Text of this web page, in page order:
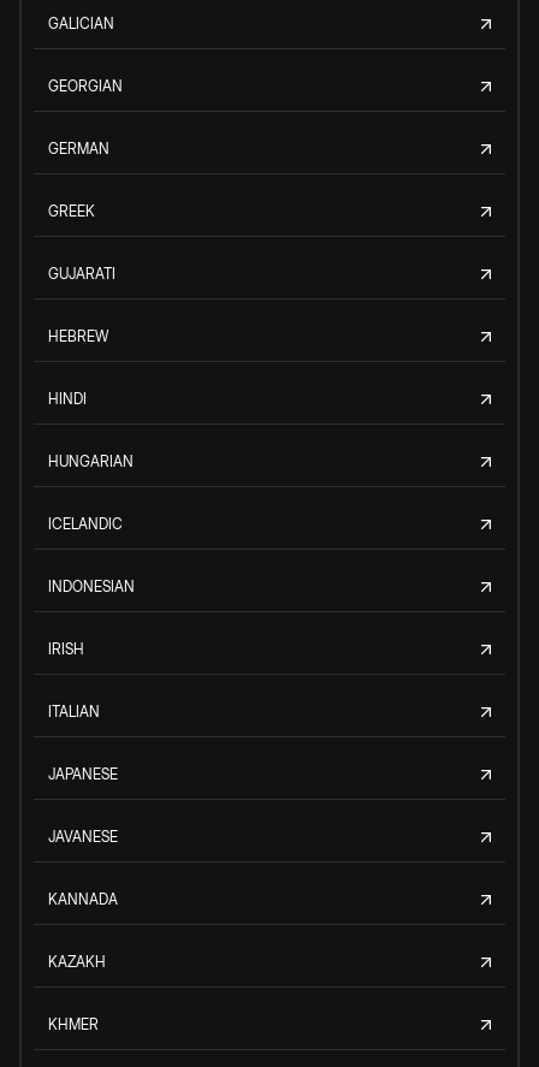
GALICIAN
GEORGIAN
GERMAN
GREEK
GUJARATI
HEBREW
HINDI
HUNGARIAN
ICELANDIC
INDONESIAN
IRISH
ITALIAN
JAPANESE
JAVANESE
KANNADA
KAZAKH
KHMER